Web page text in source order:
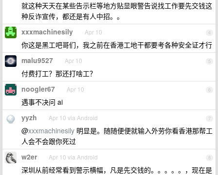
就这种天天在某些告示栏等地方贴显眼警告说找工作要先交钱这
种反诈宣传，都还是有人中招。。
4
xxxmachinesily Apr 10
你这是黑工吧哥们，我之前在香港工地干都要考各种安全证才行
5
malu9527 Apr 10
付费打工？那还打啥工？
6
noogler67 Apr 10
遇事不决问 ai
7
yyzh Apr 10 via Android
@xxxmachinesily 明显是。随随便便就输入外劳你看香港那帮工
人会不会跟你死过
8
w2er Apr 10 via Android
深圳从前经常看到警示横幅，凡是先交钱的。。。。。，现在是